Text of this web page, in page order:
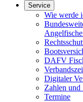
Service
Wie werde
DAFV
Digitaler
Zahlen und
Termine